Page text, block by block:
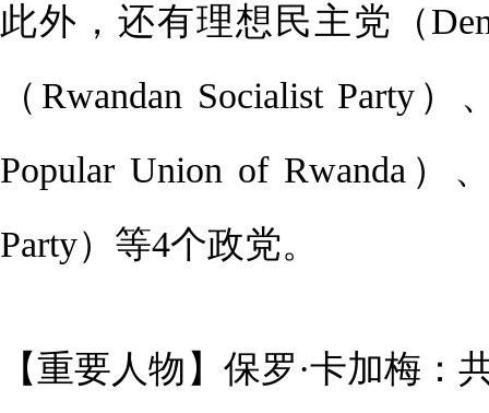
此外，还有理想民主党（
（Rwandan Socialist Party
Popular Union of Rwanda）
Party）等4个政党。
【重要人物】保罗·卡加梅：